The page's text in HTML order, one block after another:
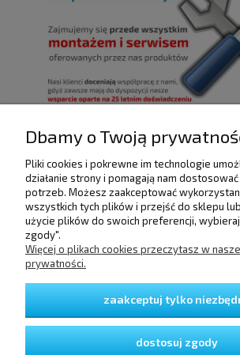
POMOC
DOSTAWA I PŁATNOŚCI
GWARANCJA I ZWROTY
Dbamy o Twoją
Pliki cookies i pokrewne im technologie
działanie strony i pomagają nam
potrzeb. Możesz zaakceptować
wszystkich tych plików i przejść do sklepu
użycie plików do swoich preferencji,
zgody".
Więcej o plikach cookies przeczytasz w
prywatności.
zaakceptuj tylko
dostosuj zgody